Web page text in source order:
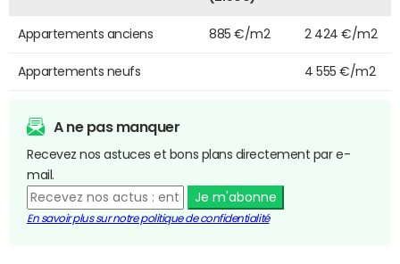
Appartements anciens 885 €/m2 2 424 €/m2
Appartements neufs 4 555 €/m2
A ne pas manquer
Recevez nos astuces et bons plans directement par e-
mail.
Je m'abonne
En savoir plus sur notre politique de confidentialité